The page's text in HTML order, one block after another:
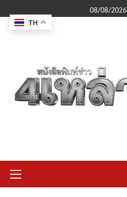
to
content
08/08/2026
Menu
TH